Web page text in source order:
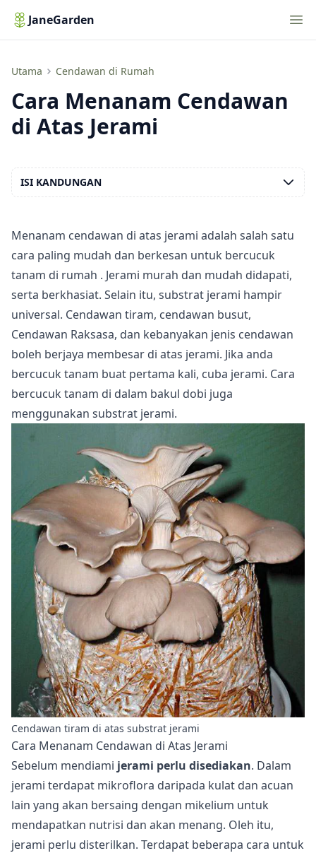
JaneGarden
Utama Cendawan di Rumah
Cara Menanam Cendawan di Atas Jerami
Cara Menanam Cendawan
di Atas Jerami
Menanam cendawan di atas jerami adalah salah satu
cara paling mudah dan berkesan untuk bercucuk
tanam di rumah . Jerami murah dan mudah didapati,
serta berkhasiat. Selain itu, substrat jerami hampir
universal. Cendawan tiram, cendawan busut,
Cendawan Raksasa, dan kebanyakan jenis cendawan
boleh berjaya membesar di atas jerami. Jika anda
bercucuk tanam buat pertama kali, cuba jerami. Cara
bercucuk tanam di dalam bakul dobi juga
menggunakan substrat jerami.
Cendawan tiram di atas substrat jerami
Cara Menanam Cendawan di Atas Jerami
Sebelum mendiami jerami perlu disediakan. Dalam
jerami terdapat mikroflora daripada kulat dan acuan
lain yang akan bersaing dengan mikelium untuk
mendapatkan nutrisi dan akan menang. Oleh itu,
jerami perlu disterilkan. Terdapat beberapa cara untuk
ISI KANDUNGAN